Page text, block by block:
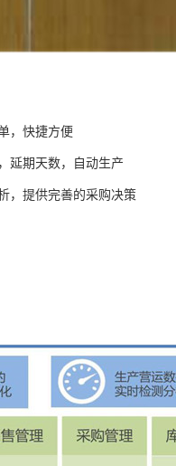
，快捷方便
延期天数，自动生产
，提供完善的采购决策